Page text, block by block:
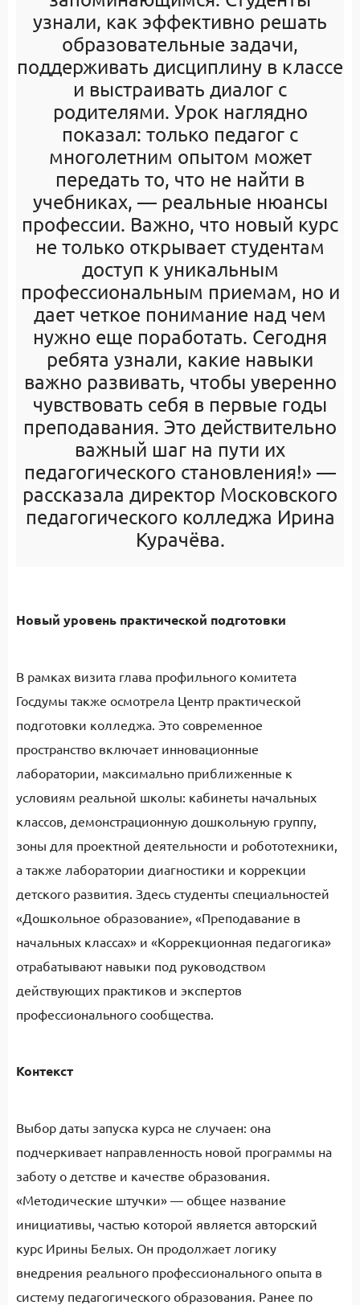
узнали, как эффективно решать
образовательные задачи,
поддерживать дисциплину в классе
и выстраивать диалог с
родителями. Урок наглядно
показал: только педагог с
многолетним опытом может
передать то, что не найти в
учебниках, — реальные нюансы
профессии. Важно, что новый курс
не только открывает студентам
доступ к уникальным
профессиональным приемам, но и
дает четкое понимание над чем
нужно еще поработать. Сегодня
ребята узнали, какие навыки
важно развивать, чтобы уверенно
чувствовать себя в первые годы
преподавания. Это действительно
важный шаг на пути их
педагогического становления!» —
рассказала директор Московского
педагогического колледжа Ирина
Курачёва.
Новый уровень практической подготовки
В рамках визита глава профильного комитета
Госдумы также осмотрела Центр практической
подготовки колледжа. Это современное
пространство включает инновационные
лаборатории, максимально приближенные к
условиям реальной школы: кабинеты начальных
классов, демонстрационную дошкольную группу,
зоны для проектной деятельности и робототехники,
а также лаборатории диагностики и коррекции
детского развития. Здесь студенты специальностей
«Дошкольное образование», «Преподавание в
начальных классах» и «Коррекционная педагогика»
отрабатывают навыки под руководством
действующих практиков и экспертов
профессионального сообщества.
Контекст
Выбор даты запуска курса не случаен: она
подчеркивает направленность новой программы на
заботу о детстве и качестве образования.
«Методические штучки» — общее название
инициативы, частью которой является авторский
курс Ирины Белых. Он продолжает логику
внедрения реального профессионального опыта в
систему педагогического образования. Ранее по